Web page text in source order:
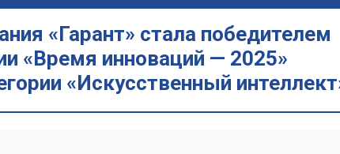
«Гарант» стала победителем
«Время инноваций — 2025»
«Искусственный